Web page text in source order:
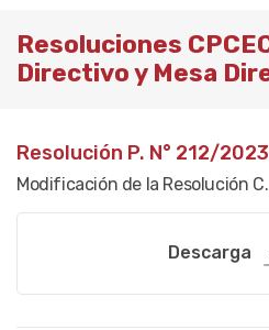
Resoluciones
Directivo y Mesa
Resolución P. N° 212/2023
Modificación de la Resolución
Descarga